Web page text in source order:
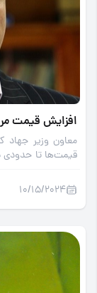
افزایش قیمت
معاون وزیر جهاد
قیمت‌ها تا حدودی
متعادل می‌شود.
10/15/2024